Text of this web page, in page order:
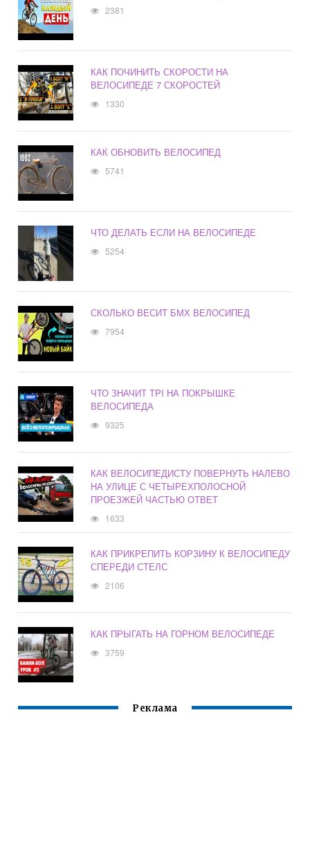
2381
КАК ПОЧИНИТЬ СКОРОСТИ НА
ВЕЛОСИПЕДЕ 7 СКОРОСТЕЙ
1330
КАК ОБНОВИТЬ ВЕЛОСИПЕД
5741
ЧТО ДЕЛАТЬ ЕСЛИ НА ВЕЛОСИПЕДЕ
5254
СКОЛЬКО ВЕСИТ БМХ ВЕЛОСИПЕД
7954
ЧТО ЗНАЧИТ TPI НА ПОКРЫШКЕ
ВЕЛОСИПЕДА
9325
КАК ВЕЛОСИПЕДИСТУ ПОВЕРНУТЬ НАЛЕВО
НА УЛИЦЕ С ЧЕТЫРЕХПОЛОСНОЙ
ПРОЕЗЖЕЙ ЧАСТЬЮ ОТВЕТ
1633
КАК ПРИКРЕПИТЬ КОРЗИНУ К ВЕЛОСИПЕДУ
СПЕРЕДИ СТЕЛС
2106
КАК ПРЫГАТЬ НА ГОРНОМ ВЕЛОСИПЕДЕ
3759
Реклама